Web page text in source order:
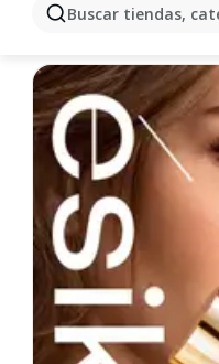
Buscar tiendas,
término.